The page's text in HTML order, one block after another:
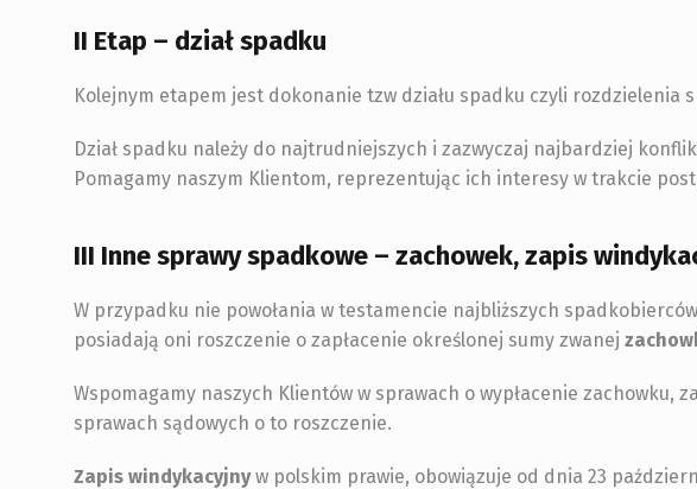
II Etap – dział spadku
Kolejnym etapem jest dokonanie tzw działu spadku czyli rozdzielenia
Dział spadku należy do najtrudniejszych i zazwyczaj najbardziej
Pomagamy naszym Klientom, reprezentując ich interesy w trakcie
III Inne sprawy spadkowe – zachowek, zapis
W przypadku nie powołania w testamencie najbliższych
posiadają oni roszczenie o zapłacenie określonej sumy zwanej
Wspomagamy naszych Klientów w sprawach o wypłacenie zachowku,
sprawach sądowych o to roszczenie.
Zapis windykacyjnyw polskim prawie, obowiązuje od dnia 23